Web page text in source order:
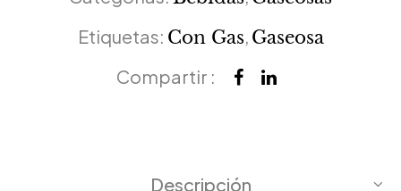
Etiquetas: Con Gas Gaseosa
Compartir :
Descripción